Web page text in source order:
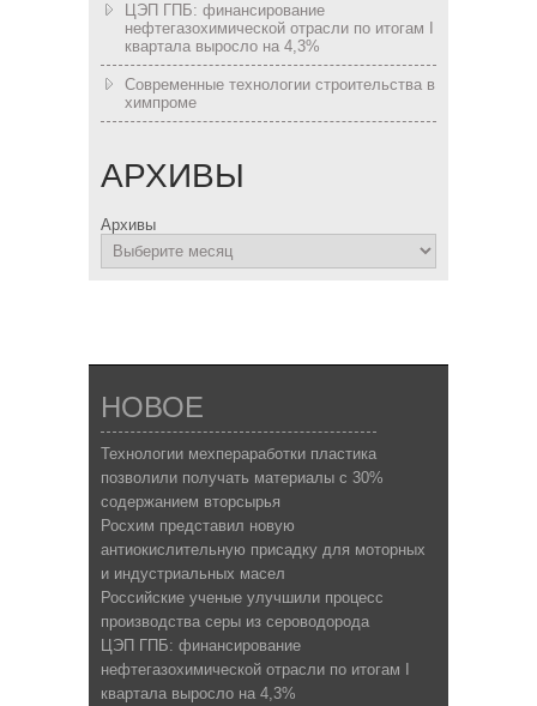
ЦЭП ГПБ: финансирование
нефтегазохимической отрасли по итогам I
квартала выросло на 4,3%
Современные технологии строительства в
химпроме
АРХИВЫ
Архивы
НОВОЕ
Технологии мехпераработки пластика
позволили получать материалы с 30%
содержанием вторсырья
Росхим представил новую
антиокислительную присадку для моторных
и индустриальных масел
Российские ученые улучшили процесс
производства серы из сероводорода
ЦЭП ГПБ: финансирование
нефтегазохимической отрасли по итогам I
квартала выросло на 4,3%